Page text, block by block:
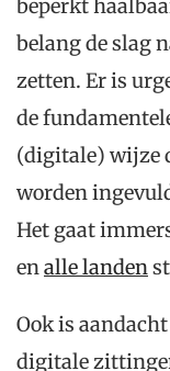
beperkt
belang de slag
zetten. Er is
de
(digitale) wijze
worden
Het gaat
en alle landen
Ook is
digitale